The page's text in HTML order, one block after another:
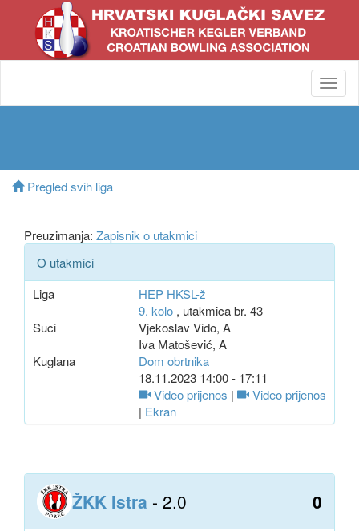
Pregled svih liga
Preuzimanja: Zapisnik o utakmici
O utakmici
Liga
HEP HKSL-ž
9. kolo, utakmica br. 43
Suci
Vjekoslav Vido, A
Iva Matošević, A
Kuglana
Dom obrtnika
18.11.2023 14:00 - 17:11
Video prijenos |
Video prijenos
| Ekran
ŽKK Istra - 2.0 0